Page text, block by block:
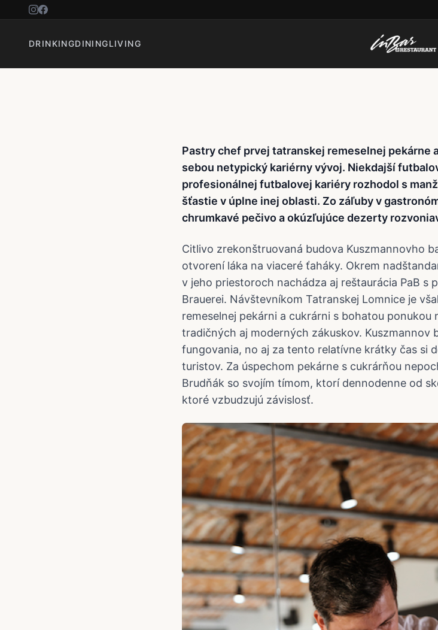
DRINKINGDININGLIVING
Jozef Brudňák: Ľudia
zaujímavým chutiam
Pastry chef prvej tatranskej remeselnej pekárne
sebou netypický kariérny vývoj. Niekdajší
profesionálnej futbalovej kariéry rozhodol s
šťastie v úplne inej oblasti. Zo záľuby v
chrumkavé pečivo a okúzľujúce dezerty
Citlivo zrekonštruovaná budova Kuszmannovho
otvorení láka na viaceré ťaháky. Okrem
v jeho priestoroch nachádza aj reštaurácia PaB s
Brauerei. Návštevníkom Tatranskej Lomnice je
remeselnej pekárni a cukrárni s bohatou ponukou
tradičných aj moderných zákuskov. Kuszmannov
fungovania, no aj za tento relatívne krátky čas si
turistov. Za úspechom pekárne s cukrárňou
Brudňák so svojím tímom, ktorí dennodenne od
ktoré vzbudzujú závislosť.